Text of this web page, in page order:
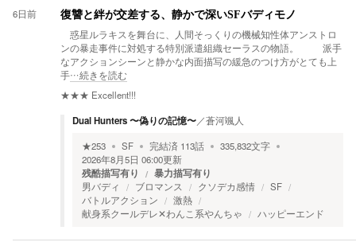
6日前 復讐と絆が交差する、静かで深いSFバディモノ
惑星ルラキスを舞台に、人間そっくりの機械知性体アンストロ
ンの暴走事件に対処する特別派遣組織セーラスの物語。 派手
なアクションシーンと静かな内面描写の緩急のつけ方がとても上
手…続きを読む
★★★ Excellent!!!
Dual Hunters 〜偽りの記憶〜／蒼河颯人
★253 SF 完結済 113話 335,832文字
2026年8月5日 06:00更新
残酷描写有り 暴力描写有り
男バディ ブロマンス クソデカ感情
SF
バトルアクション
激熱
献身系クールデレ✕わんこ系やんちゃ
ハッピーエンド